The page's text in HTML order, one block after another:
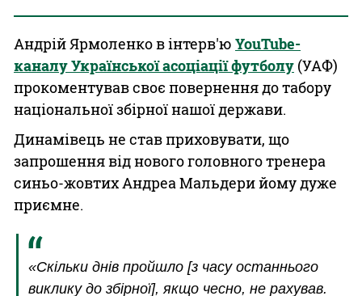
Андрій Ярмоленко в інтерв'ю YouTube-
каналу Української асоціації футболу (УАФ)
прокоментував своє повернення до табору
національної збірної нашої держави.
Динамівець не став приховувати, що
запрошення від нового головного тренера
синьо-жовтих Андреа Мальдери йому дуже
приємне.
«Скільки днів пройшло [з часу останнього
виклику до збірної], якщо чесно, не рахував.